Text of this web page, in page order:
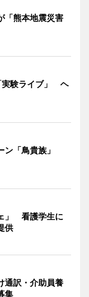
「熊本地震災害
実験ライブ」 ヘ
ン「鳥貴族」
」 看護学生に
供
通訳・介助員養
集